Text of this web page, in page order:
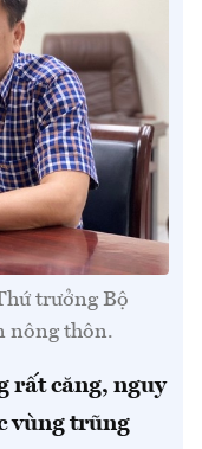
trưởng Bộ
nông thôn.
rất căng, nguy
vùng trũng